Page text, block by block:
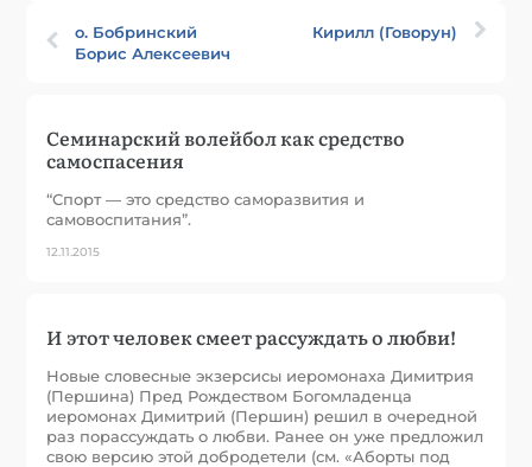
о. Бобринский
Борис Алексеевич
Кирилл (Говорун)
Семинарский волейбол как средство
самоспасения
“Спорт — это средство саморазвития и
самовоспитания”.
12.11.2015
И этот человек смеет рассуждать о любви!
Новые словесные экзерсисы иеромонаха Димитрия
(Першина) Пред Рождеством Богомладенца
иеромонах Димитрий (Першин) решил в очередной
раз порассуждать о любви. Ранее он уже предложил
свою версию этой добродетели (см. «Аборты под